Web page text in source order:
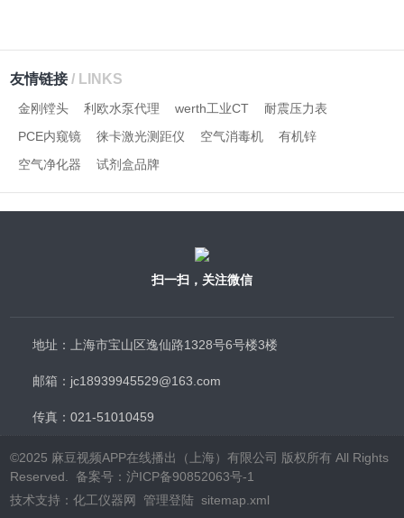
友情链接/ LINKS
金刚镗头 利欧水泵代理 werth工业CT
耐震压力表
PCE内窥镜
徕卡激光测距仪 空气消毒机
有机锌
空气净化器
试剂盒品牌
扫一扫，关注微信
地址：上海市宝山区逸仙路1328号6号楼3楼
邮箱：jc18939945529@163.com
传真：021-51010459
©2025 麻豆视频APP在线播出（上海）有限公司 版权所有 All Rights
Reserved. 备案号：沪ICP备90852063号-1
技术支持：化工仪器网 管理登陆 sitemap.xml